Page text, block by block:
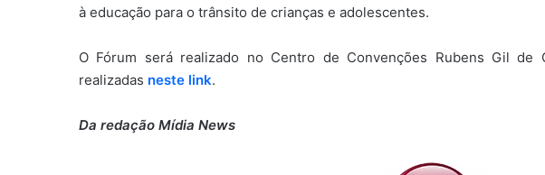
à educação para o trânsito de crianças e adolescentes.
O Fórum será realizado no Centro de Convenções Rubens Gil de
realizadas neste link.
Da redação Mídia News